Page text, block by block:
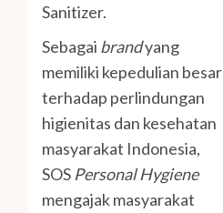
Sanitizer.
Sebagai brandyang
memiliki kepedulian besar
terhadap perlindungan
higienitas dan kesehatan
masyarakat Indonesia,
SOS Personal Hygiene
mengajak masyarakat